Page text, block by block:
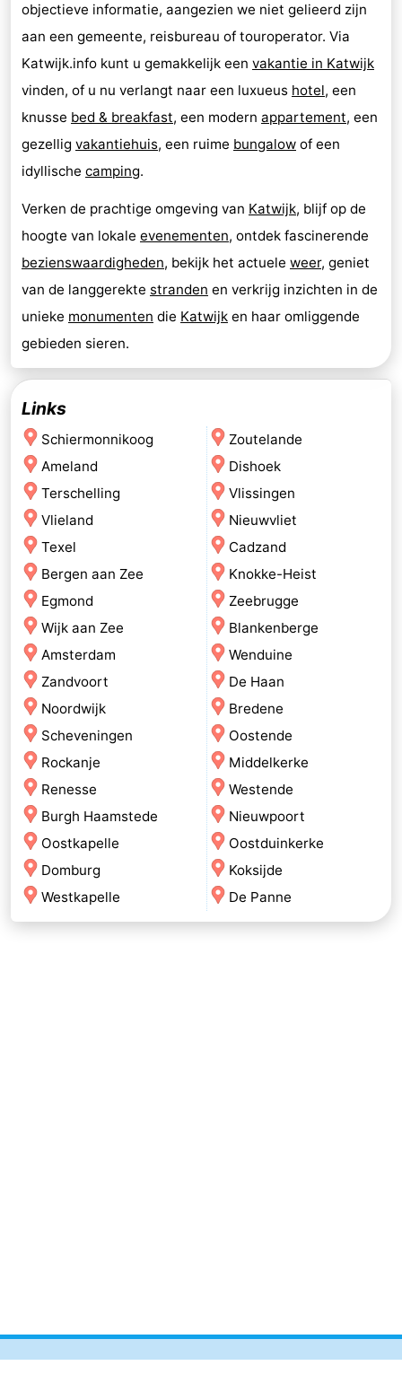
objectieve informatie, aangezien we niet gelieerd zijn
aan een gemeente, reisbureau of touroperator. Via
Katwijk.info kunt u gemakkelijk een vakantie in Katwijk
vinden, of u nu verlangt naar een luxueus hotel, een
knusse bed & breakfast, een modern appartement, een
gezellig vakantiehuis, een ruime bungalow of een
idyllische camping.
Verken de prachtige omgeving van Katwijk, blijf op de
hoogte van lokale evenementen, ontdek fascinerende
bezienswaardigheden, bekijk het actuele weer, geniet
van de langgerekte stranden en verkrijg inzichten in de
unieke monumenten die Katwijk en haar omliggende
gebieden sieren.
Links
Schiermonnikoog
Ameland
Terschelling
Vlieland
Texel
Bergen aan Zee
Egmond
Wijk aan Zee
Amsterdam
Zandvoort
Noordwijk
Scheveningen
Rockanje
Renesse
Burgh Haamstede
Oostkapelle
Domburg
Westkapelle
Zoutelande
Dishoek
Vlissingen
Nieuwvliet
Cadzand
Knokke-Heist
Zeebrugge
Blankenberge
Wenduine
De Haan
Bredene
Oostende
Middelkerke
Westende
Nieuwpoort
Oostduinkerke
Koksijde
De Panne